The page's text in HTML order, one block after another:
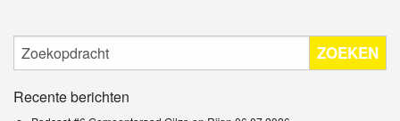
ZOEKEN
Recente berichten